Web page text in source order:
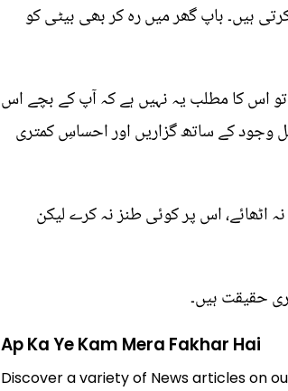
ہیں۔ باپ گھر میں رہ کر بھی بیٹی کو
تو اس کا مطلب یہ نہیں ہے کہ آپ کے بچے اس
وجود کے ساتھ گزاریں اور احساسِ کمتری
اٹھائے، اس پر کوئی طنز نہ کرے لیکن
حقیقت ہیں۔
Ap Ka Ye Kam Mera Fakhar Hai
Discover a variety of News articles on